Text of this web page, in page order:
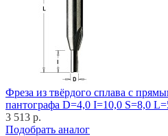
Фреза из твёрдого сплава с
пантографа D=4,0 I=10,0 S=8,0
3 513 р.
Подобрать аналог